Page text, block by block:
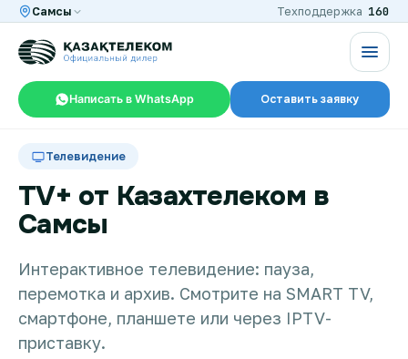
Самсы Техподдержка 160
Написать в WhatsApp Оставить заявку
Интернет и ТВ в частном доме
Интернет в офис
Телевидение
TV+ от Казахтелеком в
Самсы
Интерактивное телевидение: пауза,
перемотка и архив. Смотрите на SMART TV,
смартфоне, планшете или через IPTV-
приставку.